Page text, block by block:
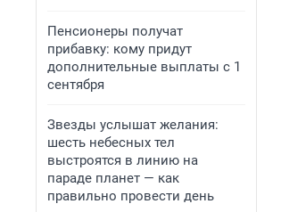
Пенсионеры получат
прибавку: кому придут
дополнительные выплаты с 1
сентября
Звезды услышат желания:
шесть небесных тел
выстроятся в линию на
параде планет — как
правильно провести день